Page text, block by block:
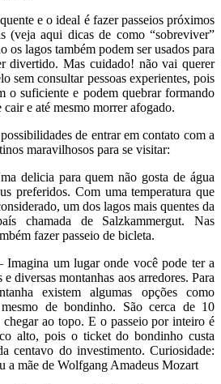
e o ideal é fazer passeios próximos
(veja aqui dicas de como “sobreviver”
os lagos também podem ser usados para
divertido. Mas cuidado! não vai querer
sem consultar pessoas experientes, pois
o suficiente e podem quebrar formando
e até mesmo morrer afogado.
de entrar em contato com a
maravilhosos para se visitar:
delicia para quem não gosta de água
preferidos. Com uma temperatura que
um dos lagos mais quentes da
chamada de Salzkammergut. Nas
fazer passeio de bicleta.
Imagina um lugar onde você pode ter a
diversas montanhas aos arredores. Para
existem algumas opções como
de bondinho. São cerca de 10
ao topo. E o passeio por inteiro é
alto, pois o ticket do bondinho custa
centavo do investimento. Curiosidade:
a mãe de Wolfgang Amadeus Mozart